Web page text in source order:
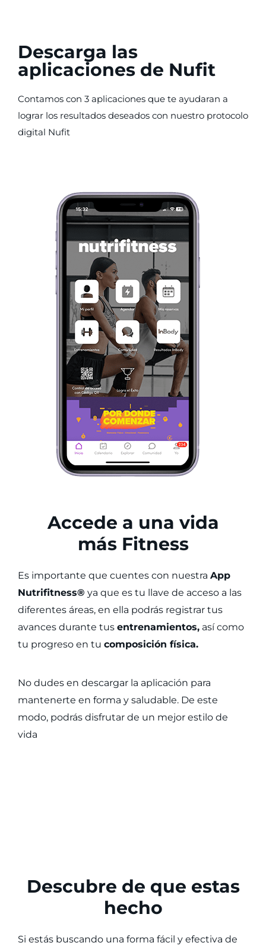
Descarga las
aplicaciones de Nufit
Contamos con 3 aplicaciones que te ayudaran a
lograr los resultados deseados con nuestro protocolo
digital Nufit
Accede a una vida
más Fitness
Es importante que cuentes con nuestra App
Nutrifitness® ya que es tu llave de acceso a las
diferentes áreas, en ella podrás registrar tus
avances durante tus entrenamientos, así como
tu progreso en tu composición física.
No dudes en descargar la aplicación para
mantenerte en forma y saludable. De este
modo, podrás disfrutar de un mejor estilo de
vida
Descubre de que estas
hecho
Si estás buscando una forma fácil y efectiva de